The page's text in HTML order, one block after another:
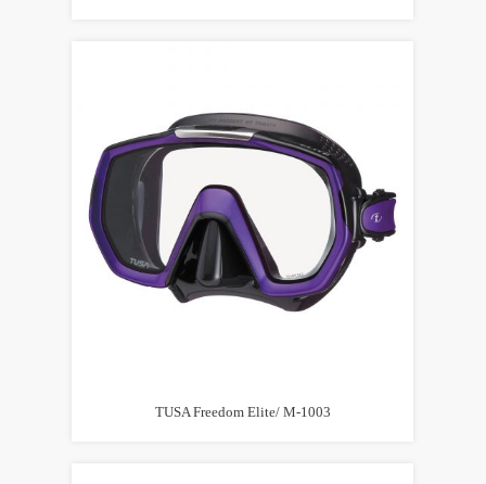
TUSA Freedom Elite/ M-1003